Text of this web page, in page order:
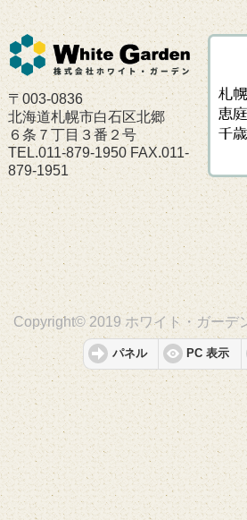
〒003-0836
北海道札幌市白石区北郷
６条７丁目３番２号
TEL.011-879-1950 FAX.011-
879-1951
Copyright© 2019 ホワイト・ガーデ
パネル PC 表示